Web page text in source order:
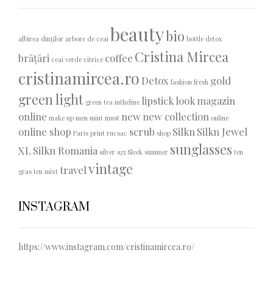
albirea dinților arbore de ceai beautybio bottle detox
brățări ceai verde citrice coffee Cristina Mircea
cristinamircea.ro Detox fashion fresh gold
green light green tea intheline lipsticklookmagazin
online make up men mint must newnew collection online
online shop Paris print rucsac scrub shop SilknSilkn Jewel
XL Silkn Romania silver 925 Sleek summer sunglasses ten
gras ten mixt travelvintage
INSTAGRAM
https://www.instagram.com/cristinamircea.ro/